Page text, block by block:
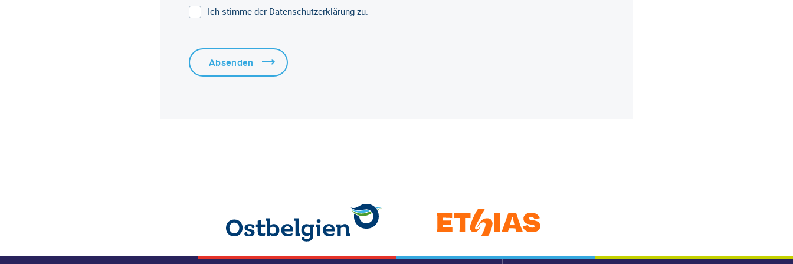
Ich stimme der Datenschutzerklärung zu.